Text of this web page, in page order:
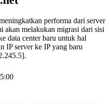
performa dari server
akan melakukan migrasi dari sisi
data center baru untuk hal
IP server ke IP yang baru